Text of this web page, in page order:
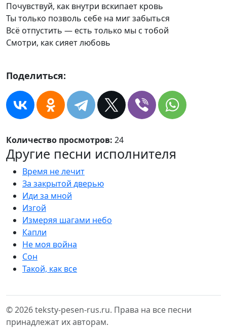
Почувствуй, как внутри вскипает кровь
Ты только позволь себе на миг забыться
Всё отпустить — есть только мы с тобой
Смотри, как сияет любовь
Поделиться:
Количество просмотров: 24
Другие песни исполнителя
Время не лечит
За закрытой дверью
Иди за мной
Изгой
Измеряя шагами небо
Капли
Не моя война
Сон
Такой, как все
© 2026 teksty-pesen-rus.ru. Права на все песни
принадлежат их авторам.